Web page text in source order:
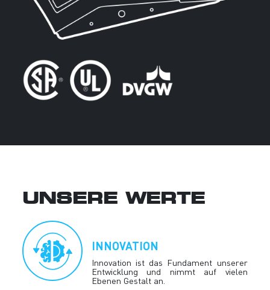
UNSERE WERTE
INNOVATION
Innovation ist das Fundament unserer
Entwicklung und nimmt auf vielen
Ebenen Gestalt an.